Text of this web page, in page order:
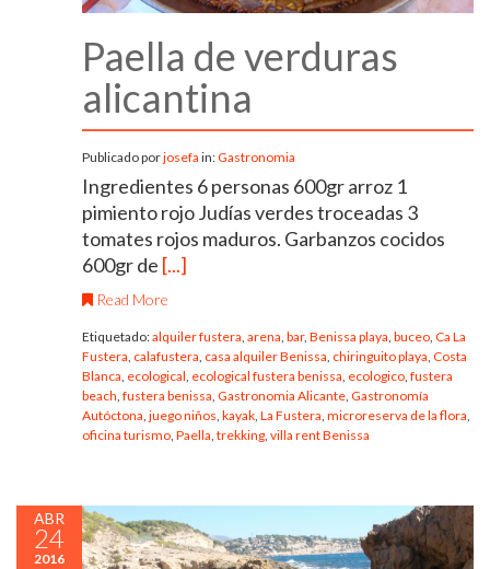
Paella de verduras
alicantina
Publicado porjosefa in:Gastronomia
Ingredientes 6 personas 600gr arroz 1
pimiento rojo Judías verdes troceadas 3
tomates rojos maduros. Garbanzos cocidos
600gr de [...]
Read More
Etiquetado:alquiler fustera, arena, bar, Benissa playa, buceo, Ca La
Fustera, calafustera, casa alquiler Benissa, chiringuito playa, Costa
Blanca, ecological, ecological fustera benissa, ecologico, fustera
beach, fustera benissa, Gastronomia Alicante, Gastronomía
Autóctona, juego niños, kayak, La Fustera, microreserva de la flora,
oficina turismo, Paella, trekking, villa rent Benissa
ABR
24
2016